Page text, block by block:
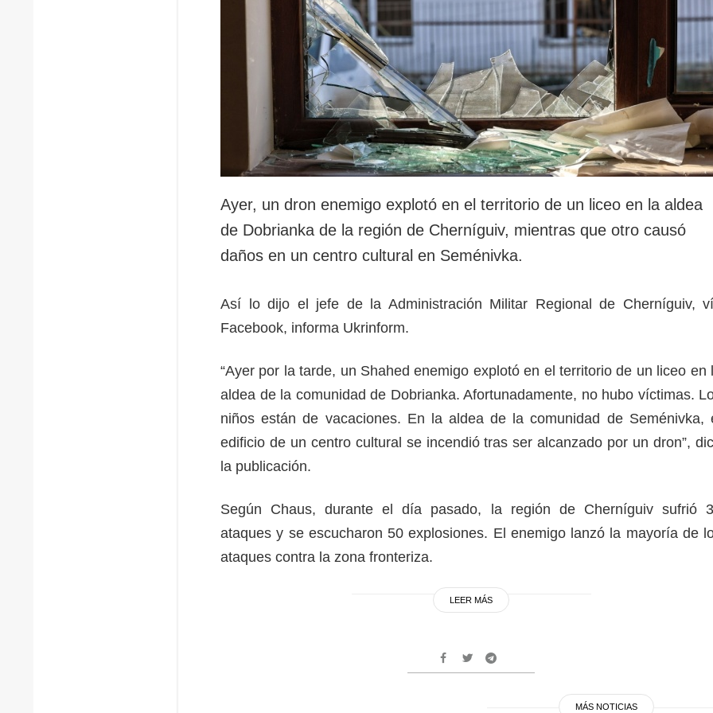
Ayer, un dron enemigo explotó en el territorio de un liceo en la aldea
de Dobrianka de la región de Cherníguiv, mientras que otro causó
daños en un centro cultural en Seménivka.
Así lo dijo el jefe de la Administración Militar Regional de Cherníguiv,
Facebook, informa Ukrinform.
“Ayer por la tarde, un Shahed enemigo explotó en el territorio de un liceo en
aldea de la comunidad de Dobrianka. Afortunadamente, no hubo víctimas.
niños están de vacaciones. En la aldea de la comunidad de Seménivka,
edificio de un centro cultural se incendió tras ser alcanzado por un dron”,
la publicación.
Según Chaus, durante el día pasado, la región de Cherníguiv sufrió
ataques y se escucharon 50 explosiones. El enemigo lanzó la mayoría de
ataques contra la zona fronteriza.
LEER MÁS
MÁS NOTICIAS